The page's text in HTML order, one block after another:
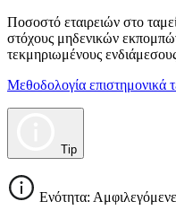
Ποσοστό εταιρειών στο
στόχους μηδενικών
τεκμηριωμένους
Μεθοδολογία επιστημονικά
Tip
Ενότητα: